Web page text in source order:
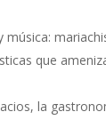
música:
que
la